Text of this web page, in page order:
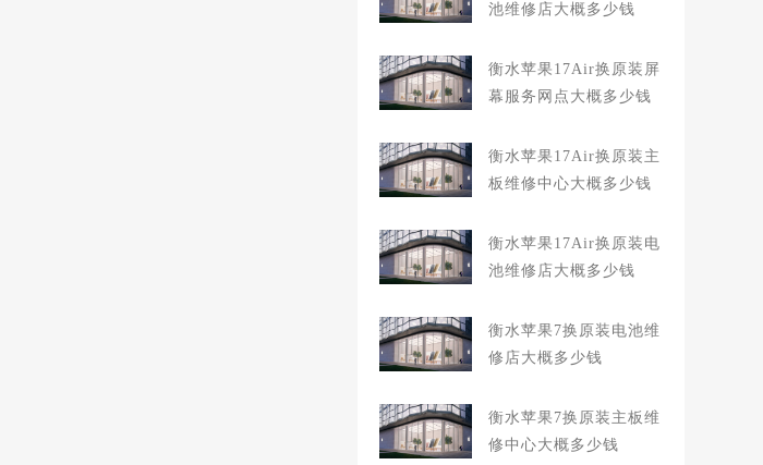
池维修店大概多少钱
衡水苹果17Air换原装屏
幕服务网点大概多少钱
衡水苹果17Air换原装主
板维修中心大概多少钱
衡水苹果17Air换原装电
池维修店大概多少钱
衡水苹果7换原装电池维
修店大概多少钱
衡水苹果7换原装主板维
修中心大概多少钱